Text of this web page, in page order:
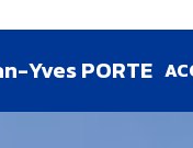
Yves PORTE
cookies